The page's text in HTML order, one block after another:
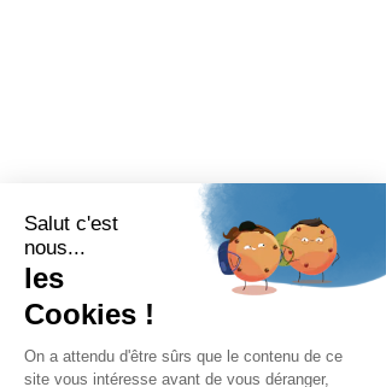
BARIATRIX EUROPE
240 Rue Claude Chappe
Guilherand-granges,
07500
FRANCIA
Teléfono: